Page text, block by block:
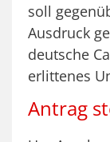
soll
Ausdruck
deutsche
erlittenes
Antrag